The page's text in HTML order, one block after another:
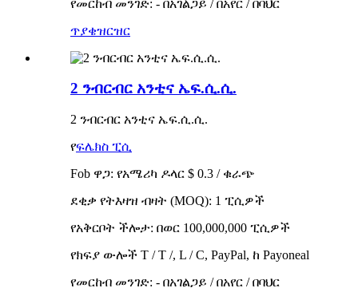
የመርከብ መንገድ: - በአገልጋይ / በአየር / በባህር
ጥያቄዝርዝር
2 ንብርብር አንቲና ኤፍ.ሲ.ሲ.
2 ንብርብር አንቲና ኤፍ.ሲ.ሲ.
የፍሌክስ ፒሲ
Fob ዋጋ: የአሜሪካ ዶላር $ 0.3 / ቁራጭ
ደቂቃ የትእዛዝ ብዛት (MOQ): 1 ፒሲዎች
የአቅርቦት ችሎታ: በወር 100,000,000 ፒሲዎች
የክፍያ ውሎች T / T /, L / C, PayPal, ከ Payoneal
የመርከብ መንገድ: - በአገልጋይ / በአየር / በባህር